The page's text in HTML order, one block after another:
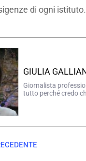
di ogni istituto.
GIULIA
Giornalista
tutto perché credo